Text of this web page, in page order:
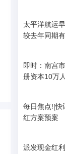
太平洋航运
较去年同期
即时：南宫
册资本10万
每日焦点![快
红方案预案
派发现金红